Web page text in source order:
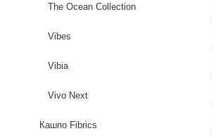
The Ocean Collection
Vibes
Vibia
Vivo Next
Кашпо Fibrics